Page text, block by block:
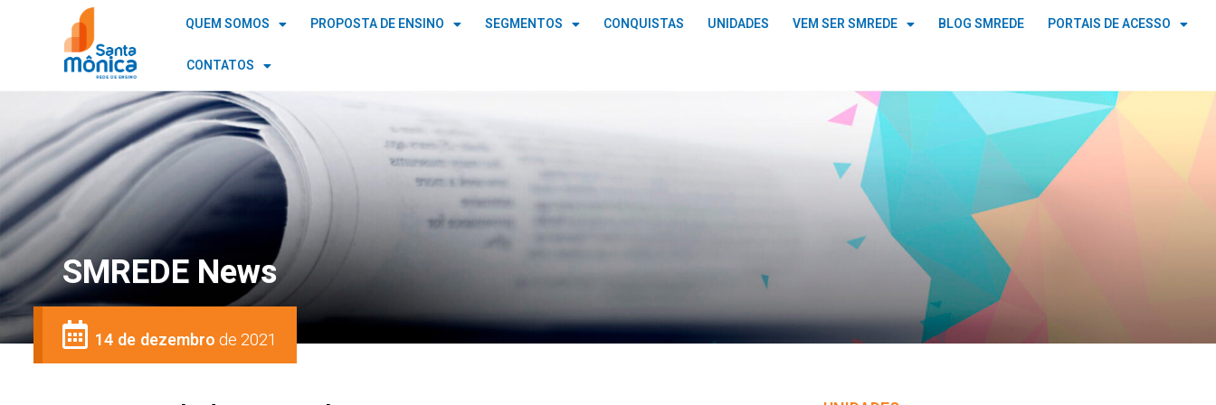
QUEM SOMOS PROPOSTA DE ENSINO SEGMENTOS CONQUISTAS UNIDADES VEM SER SMREDE BLOG SMREDE PORTAIS DE ACESSO
CONTATOS
SMREDE News
14 de dezembrode 2021